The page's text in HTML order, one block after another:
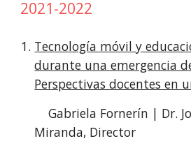
2021-2022
Tecnología móvil y
durante una emergencia
Perspectivas docentes en
Gabriela Fornerín | Dr.
Miranda, Director